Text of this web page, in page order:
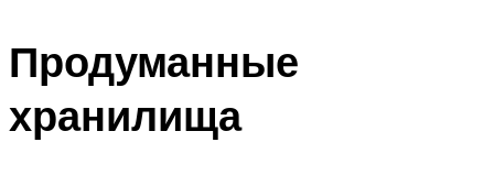
Продуманные
хранилища